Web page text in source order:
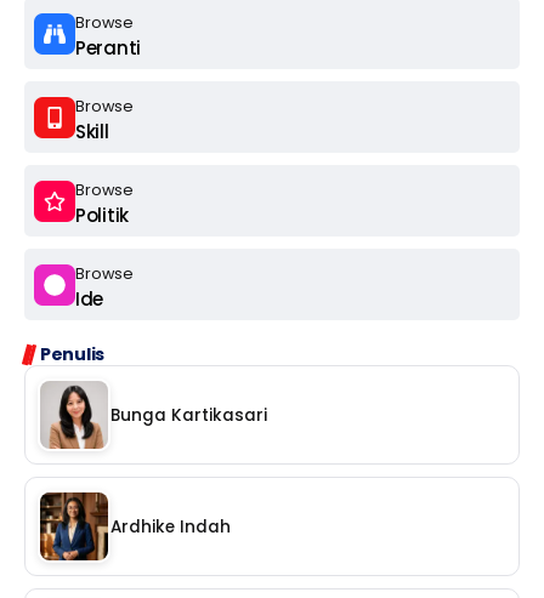
Browse
Peranti
Browse
Skill
Browse
Politik
Browse
Ide
Penulis
Bunga Kartikasari
Ardhike Indah